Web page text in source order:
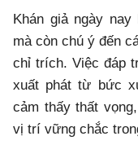
Khán giả ngày
mà còn chú ý đến
chỉ trích. Việc đáp
xuất phát từ bức
cảm thấy thất
vị trí vững chắc